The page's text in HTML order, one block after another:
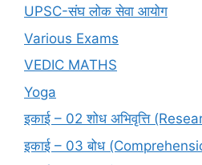
UPSC-संघ लोक सेवा आयोग
Various Exams
VEDIC MATHS
Yoga
इकाई – 02 शोध अभिवृत्ति
इकाई – 03 बोध